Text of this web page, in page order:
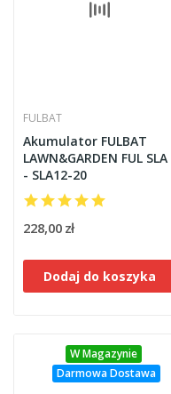
FULBAT
Akumulator FULBAT
LAWN&GARDEN FUL SLA
- SLA12-20
228,00 zł
Dodaj do koszyka
W Magazynie
Darmowa Dostawa